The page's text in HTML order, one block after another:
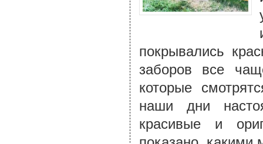
покрывались
заборов все
которые
наши дни
красивые и